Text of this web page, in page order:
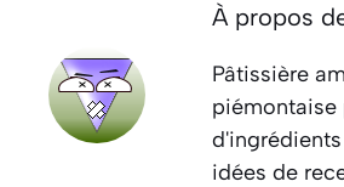
À propos
Pâtissière
piémontaise
idées de